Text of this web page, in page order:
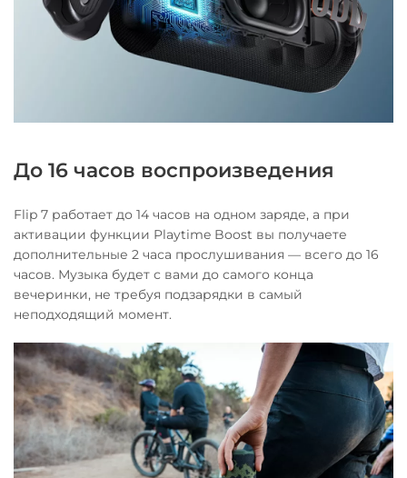
До 16 часов воспроизведения
Flip 7 работает до 14 часов на одном заряде, а при
активации функции Playtime Boost вы получаете
дополнительные 2 часа прослушивания — всего до 16
часов. Музыка будет с вами до самого конца
вечеринки, не требуя подзарядки в самый
неподходящий момент.